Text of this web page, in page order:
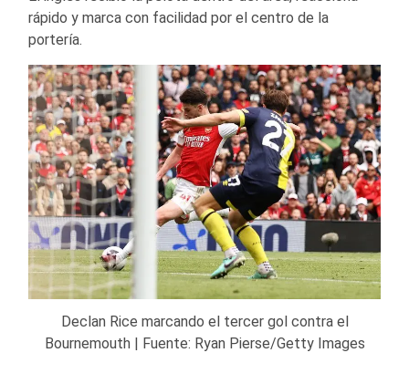
rápido y marca con facilidad por el centro de la
portería.
Declan Rice marcando el tercer gol contra el
Bournemouth | Fuente: Ryan Pierse/Getty Images